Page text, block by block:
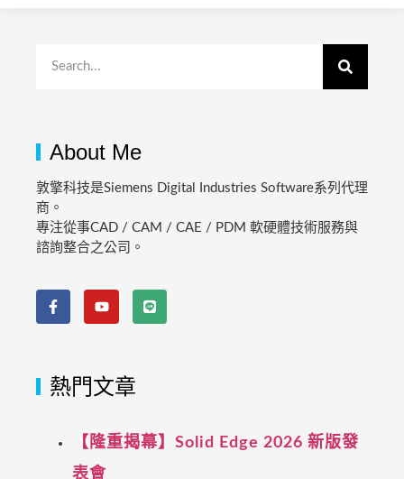
About Me
敦擎科技是Siemens Digital Industries Software系列代理
商。
專注從事CAD / CAM / CAE / PDM 軟硬體技術服務與
諮詢整合之公司。
熱門文章
【隆重揭幕】Solid Edge 2026 新版發
表會